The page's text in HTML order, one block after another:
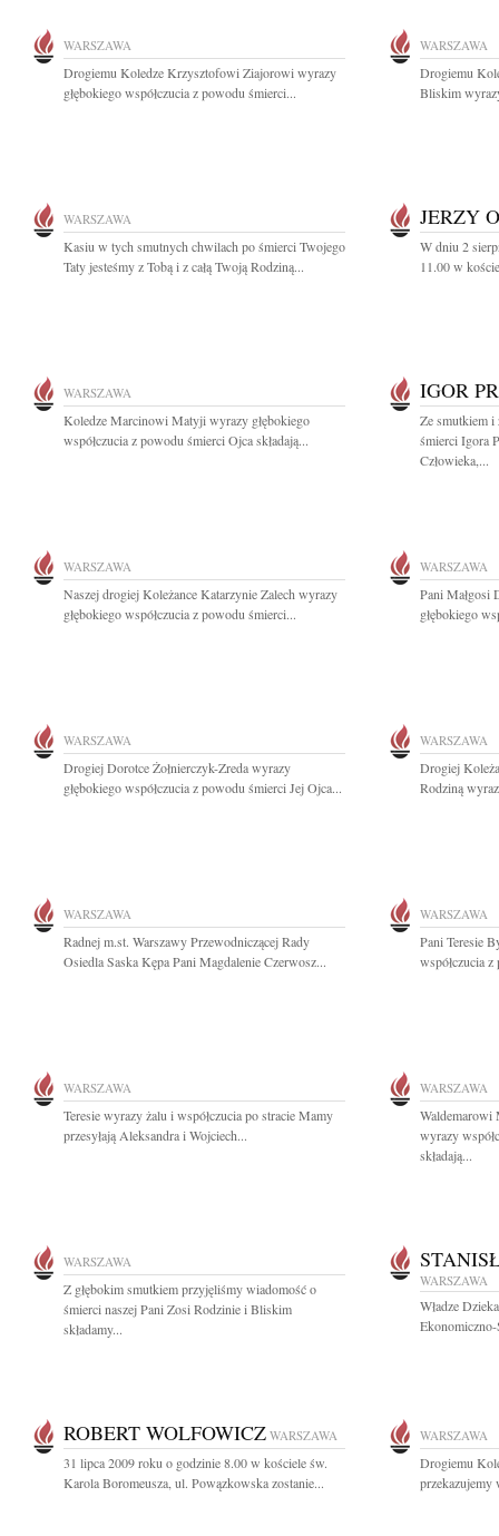
WARSZAWA
Drogiemu Koledze Krzysztofowi Ziajorowi wyrazy
głębokiego współczucia z powodu śmierci...
WARSZAWA
Drogiemu
Bliskim
WARSZAWA
Kasiu w tych smutnych chwilach po śmierci Twojego
Taty jesteśmy z Tobą i z całą Twoją Rodziną...
JERZY
W dniu 2
11.00 w
WARSZAWA
Koledze Marcinowi Matyji wyrazy głębokiego
współczucia z powodu śmierci Ojca składają...
IGOR
Ze smutkiem i
śmierci Igora
Człowieka,...
WARSZAWA
Naszej drogiej Koleżance Katarzynie Zalech wyrazy
głębokiego współczucia z powodu śmierci...
WARSZAWA
Pani Małgosi
głębokiego
WARSZAWA
Drogiej Dorotce Żołnierczyk-Zreda wyrazy
głębokiego współczucia z powodu śmierci Jej Ojca...
WARSZAWA
Drogiej
Rodziną
WARSZAWA
Radnej m.st. Warszawy Przewodniczącej Rady
Osiedla Saska Kępa Pani Magdalenie Czerwosz...
WARSZAWA
Pani Teresie
współczucia
WARSZAWA
Teresie wyrazy żalu i współczucia po stracie Mamy
przesyłają Aleksandra i Wojciech...
WARSZAWA
Waldemarowi
wyrazy
składają...
WARSZAWA
Z głębokim smutkiem przyjęliśmy wiadomość o
śmierci naszej Pani Zosi Rodzinie i Bliskim
składamy...
WARSZAWA
Władze
Ekonomiczno-
ROBERT WOLFOWICZ WARSZAWA
31 lipca 2009 roku o godzinie 8.00 w kościele św.
Karola Boromeusza, ul. Powązkowska zostanie...
WARSZAWA
Drogiemu
przekazujemy